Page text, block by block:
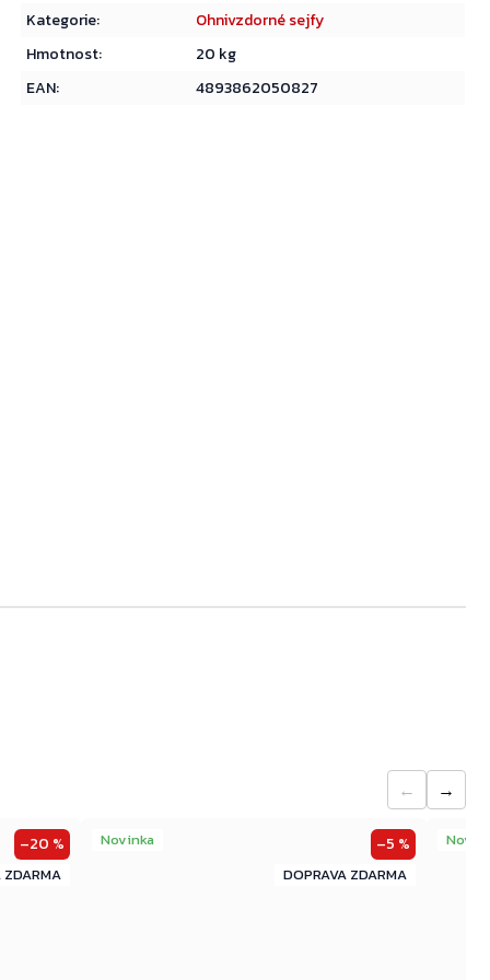
Kategorie:
Ohnivzdorné sejfy
Hmotnost:
20 kg
EAN: 4893862050827
← →
ZDARMA
–20 % Novinka
ZDARMA
–5 %